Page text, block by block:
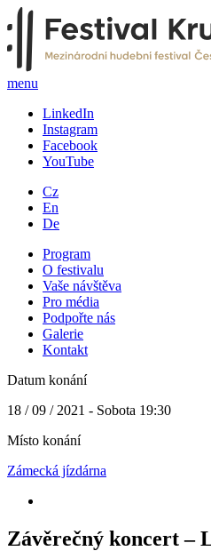
menu
LinkedIn
Instagram
Facebook
YouTube
Cz
En
De
Program
O festivalu
Vaše návštěva
Pro média
Podpořte nás
Galerie
Kontakt
Datum konání
18 / 09 / 2021 - Sobota 19:30
Místo konání
Zámecká jízdárna
Závěrečný koncert –